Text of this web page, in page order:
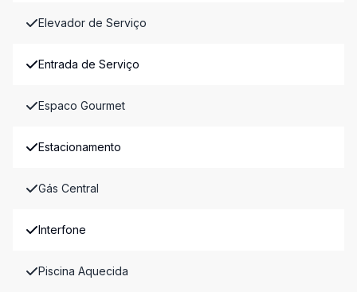
Elevador de Serviço
Entrada de Serviço
Espaco Gourmet
Estacionamento
Gás Central
Interfone
Piscina Aquecida